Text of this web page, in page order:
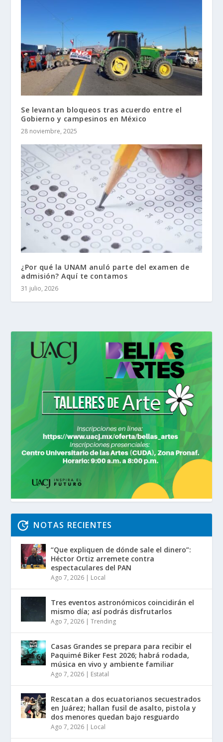
Se levantan bloqueos tras acuerdo entre el
Gobierno y campesinos en México
28 noviembre, 2025
¿Por qué la UNAM anuló parte del examen de
admisión? Aquí te contamos
31 julio, 2026
NOTAS RECIENTES
“Que expliquen de dónde sale el dinero”:
Héctor Ortiz arremete contra
espectaculares del PAN
Ago 7, 2026 | Local
Tres eventos astronómicos coincidirán el
mismo día; así podrás disfrutarlos
Ago 7, 2026 |Trending
Casas Grandes se prepara para recibir el
Paquimé Biker Fest 2026; habrá rodada,
música en vivo y ambiente familiar
Ago 7, 2026 | Estatal
Rescatan a dos ecuatorianos secuestrados
en Juárez; hallan fusil de asalto, pistola y
dos menores quedan bajo resguardo
Ago 7, 2026 | Local